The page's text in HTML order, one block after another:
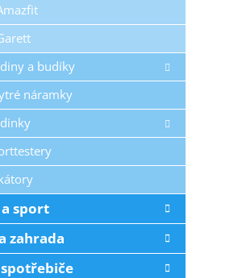
a budíky
náramky
sport
zahrada